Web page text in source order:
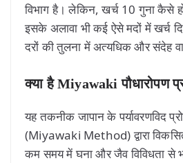
विभाग है। लेकिन, खर्च 10 गुना कैसे
इसके अलावा भी कई ऐसे मदों में खर्च
दरों की तुलना में अत्यधिक और संदेह
क्या है Miyawaki पौधारोपण
यह तकनीक जापान के पर्यावरणविद
(Miyawaki Method) द्वारा
कम समय में घना और जैव विविधता से